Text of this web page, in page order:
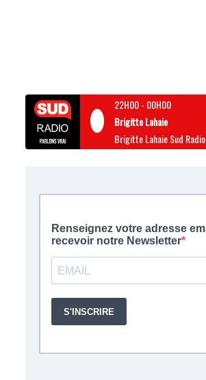
22H00- 00H00
Brigitte Lahaie
Brigitte Lahaie Sud Radio